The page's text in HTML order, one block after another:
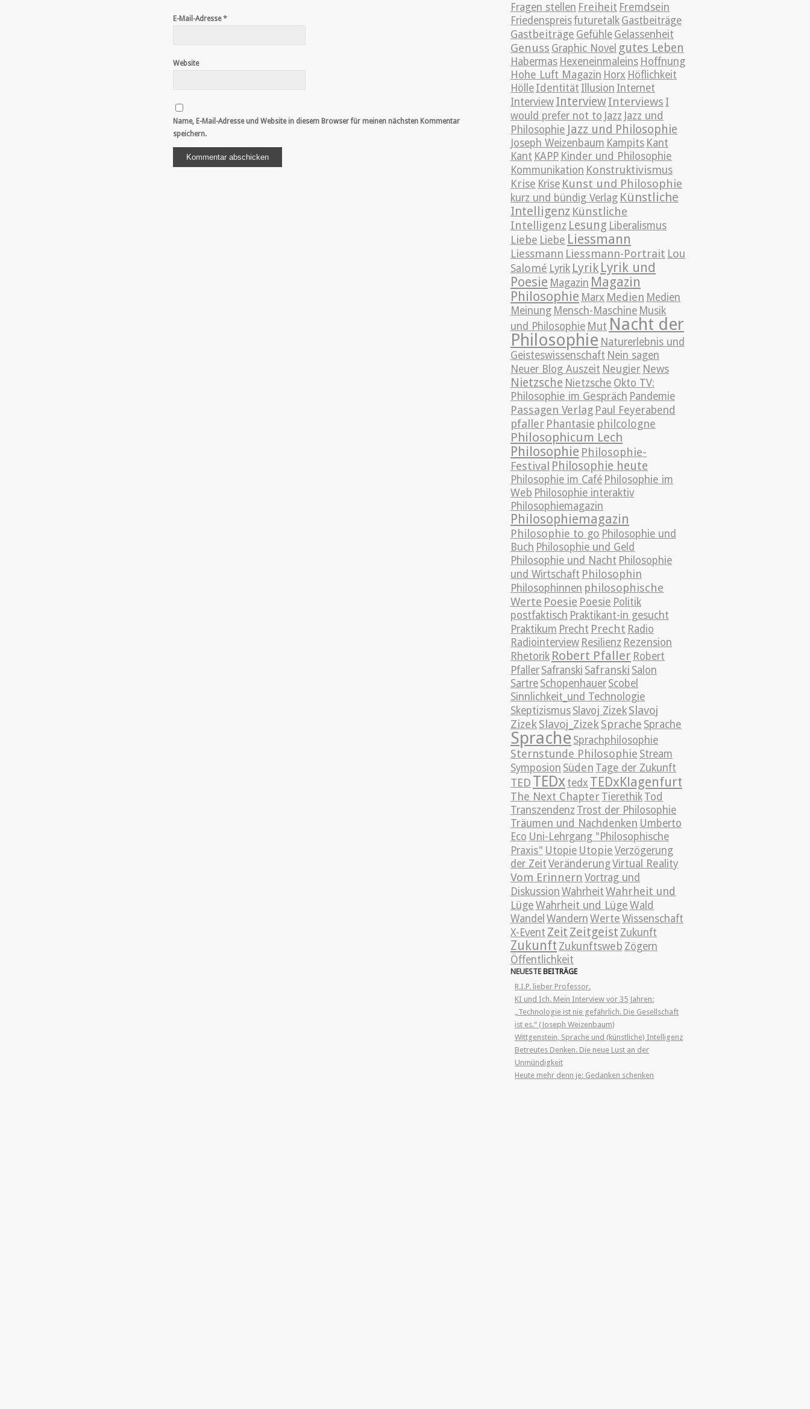
E-Mail-Adresse*
Website
Name, E-Mail-Adresse und Website in diesem Browser für meinen nächsten Kommentar
speichern.
Fragen stellen Freiheit Fremdsein
Friedenspreisfuturetalk Gastbeiträge
Gastbeiträge Gefühle Gelassenheit
Genuss Graphic Novel gutes Leben
Habermas Hexeneinmaleins Hoffnung
Hohe Luft Magazin Horx Höflichkeit
Hölle Identität Illusion Internet
Interview InterviewInterviews I
would prefer not to Jazz Jazz und
Philosophie Jazz und Philosophie
Joseph Weizenbaum Kampits Kant
Kant KAPP Kinder und Philosophie
Kommunikation Konstruktivismus
Krise Krise Kunst und Philosophie
kurz und bündig Verlag Künstliche
Intelligenz Künstliche
Intelligenz Lesung Liberalismus
Liebe Liebe Liessmann
Liessmann Liessmann-Portrait Lou
Salomé Lyrik Lyrik Lyrik und
Poesie Magazin Magazin
Philosophie Marx Medien Medien
Meinung Mensch-Maschine Musik
und Philosophie Mut Nacht der
Philosophie Naturerlebnis und
Geisteswissenschaft Nein sagen
Neuer Blog Auszeit Neugier News
Nietzsche Nietzsche Okto TV:
Philosophie im Gespräch Pandemie
Passagen Verlag Paul Feyerabend
pfaller Phantasie philcologne
Philosophicum Lech
Philosophie Philosophie-
Festival Philosophie heute
Philosophie im Café Philosophie im
Web Philosophie interaktiv
Philosophiemagazin
Philosophiemagazin
Philosophie to go Philosophie und
Buch Philosophie und Geld
Philosophie und Nacht Philosophie
und Wirtschaft Philosophin
Philosophinnen philosophische
Werte Poesie Poesie Politik
postfaktisch Praktikant-in gesucht
Praktikum Precht Precht Radio
Radiointerview Resilienz Rezension
Rhetorik Robert Pfaller Robert
Pfaller Safranski Safranski Salon
Sartre Schopenhauer Scobel
Sinnlichkeit_und Technologie
Skeptizismus Slavoj Zizek Slavoj
ZizekSlavoj_Zizek Sprache Sprache
Sprache Sprachphilosophie
Sternstunde Philosophie Stream
Symposion Süden Tage der Zukunft
TED TEDx tedx TEDxKlagenfurt
The Next Chapter Tierethik Tod
Transzendenz Trost der Philosophie
Träumen und Nachdenken Umberto
Eco Uni-Lehrgang "Philosophische
Praxis" Utopie Utopie Verzögerung
der Zeit VeränderungVirtual Reality
Vom Erinnern Vortrag und
Diskussion Wahrheit Wahrheit und
Lüge Wahrheit und Lüge Wald
Wandel Wandern Werte Wissenschaft
X-Event Zeit Zeitgeist Zukunft
Zukunft Zukunftsweb Zögern
Öffentlichkeit
NEUESTEBEITRÄGE
R.I.P. lieber Professor.
KI und Ich. Mein Interview vor 35 Jahren:
„Technologie ist nie gefährlich. Die Gesellschaft
ist es.“ (Joseph Weizenbaum)
Wittgenstein, Sprache und (künstliche) Intelligenz
Betreutes Denken. Die neue Lust an der
Unmündigkeit
Heute mehr denn je: Gedanken schenken